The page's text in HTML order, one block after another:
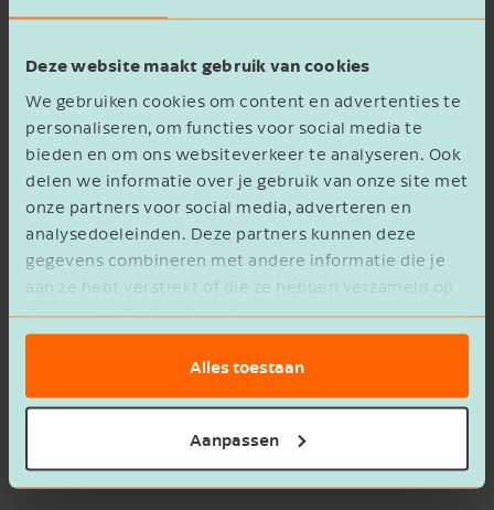
Deze website maakt gebruik van cookies
We gebruiken cookies om content en advertenties te
personaliseren, om functies voor social media te
bieden en om ons websiteverkeer te analyseren. Ook
delen we informatie over je gebruik van onze site met
onze partners voor social media, adverteren en
analysedoeleinden. Deze partners kunnen deze
gegevens combineren met andere informatie die je
aan ze hebt verstrekt of die ze hebben verzameld op
basis van het gebruik van hun services.
Alles toestaan
Aanpassen
Welke gegevens?
In de opgaaf UBD neem je op:
naam, adres, bsn en geboortedatum van de
persoon die de werkzaamheden/diensten
heeft verricht,
de in 2025 aan deze persoon betaalde
bedragen (zowel in geld als in natura)
inclusief eventuele kostenvergoedingen, en
de datum waarop je de betaling deed.
Als je meerdere betalingen aan één
iemand doet in 2025, mag je ook het